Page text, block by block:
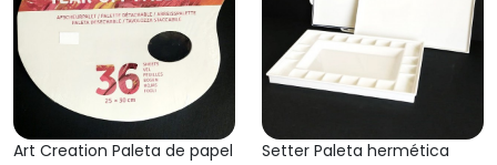
Art Creation Paleta de papel
Setter Paleta hermética